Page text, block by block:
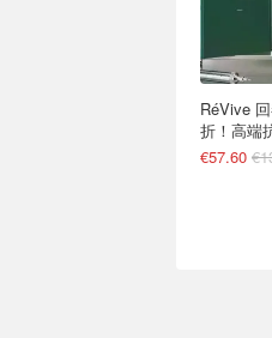
RéVive
折！高端
€57.60